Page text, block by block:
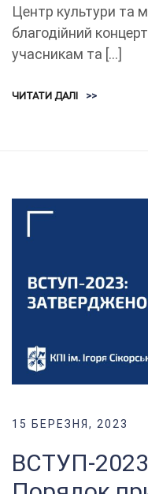
Центр культури та
благодійний
учасникам та […]
ЧИТАТИ ДАЛІ >>
15 БЕРЕЗНЯ, 2023
ВСТУП-